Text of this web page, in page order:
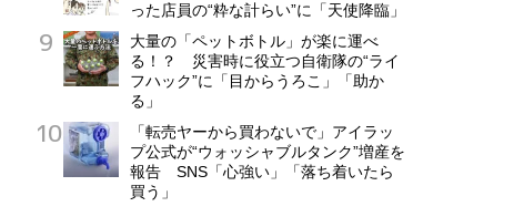
った店員の“粋な計らい”に「天使降臨」
大量の「ペットボトル」が楽に運べ
る！？ 災害時に役立つ自衛隊の“ライ
フハック”に「目からうろこ」「助か
る」
「転売ヤーから買わないで」アイラッ
プ公式が“ウォッシャブルタンク”増産を
報告 SNS「心強い」「落ち着いたら
買う」